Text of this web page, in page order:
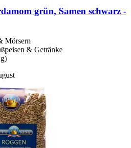
grün, Samen schwarz -​
Mörsern
& Getränke